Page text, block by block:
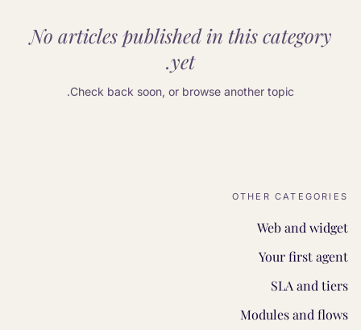
No articles published in this category
yet.
Check back soon, or browse another topic.
OTHER CATEGORIES
Web and widget
Your first agent
SLA and tiers
Modules and flows